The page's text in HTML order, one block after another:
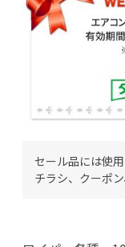
セール品には使用
チラシ、クーポ